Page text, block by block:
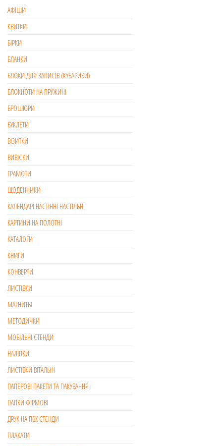
АФІШИ
КВИТКИ
БІРКИ
БЛАНКИ
БЛОКИ ДЛЯ ЗАПИСІВ (КУБАРИКИ)
БЛОКНОТИ НА ПРУЖИНІ
БРОШЮРИ
БУКЛЕТИ
ВІЗИТКИ
ВИВІСКИ
ГРАМОТИ
ЩОДЕННИКИ
КАЛЕНДАРІ НАСТІННІ НАСТІЛЬНІ
КАРТИНИ НА ПОЛОТНІ
КАТАЛОГИ
КНИГИ
КОНВЕРТИ
ЛИСТІВКИ
МАГНИТЫ
МЕТОДИЧКИ
МОБІЛЬНІ СТЕНДИ
НАЛІПКИ
ЛИСТІВКИ ВІТАЛЬНІ
ПАПЕРОВІ ПАКЕТИ ТА ПАКУВАННЯ
ПАПКИ ФІРМОВІ
ДРУК НА ПВХ СТЕНДИ
ПЛАКАТИ